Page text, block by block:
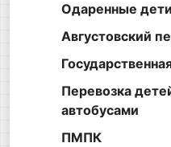
Одаренные дети
Августовский
Перевозка
автобусами
ПМПК